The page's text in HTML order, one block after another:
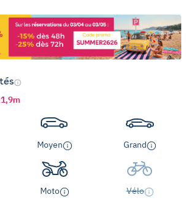
1,9m
Moyen Grand
Moto Vélo